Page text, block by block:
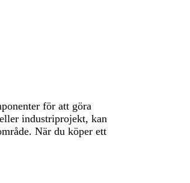
för att göra
industriprojekt, kan
När du köper ett